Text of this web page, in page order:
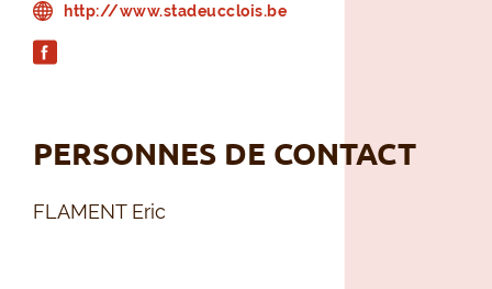
http://www.stadeucclois.be
PERSONNES DE CONTACT
FLAMENT Eric